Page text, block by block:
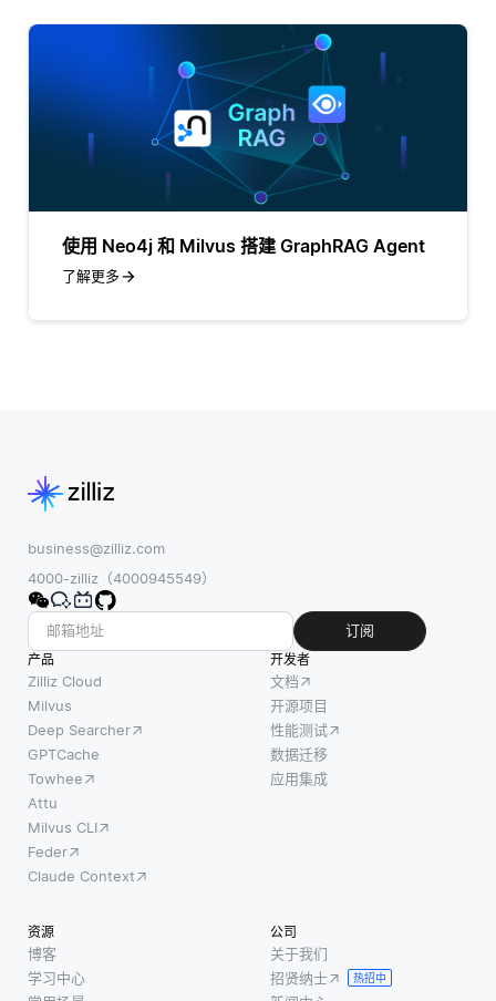
使用 Neo4j 和 Milvus 搭建 GraphRAG Agent
了解更多
business@zilliz.com
4000-zilliz（4000945549）
订阅
产品
Zilliz Cloud
Milvus
Deep Searcher
GPTCache
Towhee
Attu
Milvus CLI
Feder
Claude Context
开发者
文档
开源项目
性能测试
数据迁移
应用集成
资源
博客
学习中心
公司
关于我们
招贤纳士
热招中